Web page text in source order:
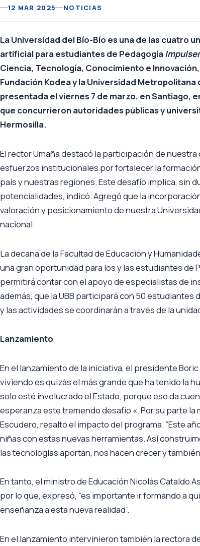
12 MAR 2025 NOTICIAS
La Universidad del Bío-Bío es una de las cuatro
artificial para estudiantes de Pedagogía
Ciencia, Tecnología, Conocimiento e
Fundación Kodea y la Universidad
presentada el viernes 7 de marzo, en Santiago,
que concurrieron autoridades públicas y
Hermosilla.
El rector Umaña destacó la participación de
esfuerzos institucionales por fortalecer la
país y nuestras regiones. Este desafío implica, sin
potencialidades, indicó. Agregó que la
valoración y posicionamiento de nuestra
nacional.
La decana de la Facultad de Educación y
una gran oportunidad para los y las estudiantes de
permitirá contar con el apoyo de especialistas de
además, que la UBB participará con 50
y las actividades se coordinarán a través de la
Lanzamiento
En el lanzamiento de la iniciativa, el presidente
viviendo es quizás el más grande que ha tenido la
solo esté involucrado el Estado, porque eso da
esperanza este tremendo desafío «. Por su parte
Escudero, resaltó el impacto del programa. “Este
niñas con estas nuevas herramientas. Así
las tecnologías aportan, nos hacen crecer y
En tanto, el ministro de Educación Nicolás Cataldo
por lo que, expresó, “es importante ir formando a
enseñanza a esta nueva realidad”.
En el lanzamiento intervinieron también la rectora